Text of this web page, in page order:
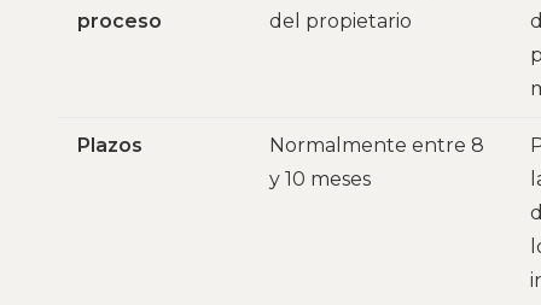
proceso
del propietario
Plazos
Normalmente entre 8
y 10 meses